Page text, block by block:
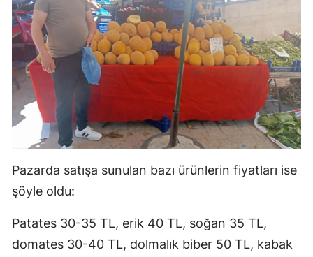
Pazarda satışa sunulan bazı ürünlerin fiyatları ise
şöyle oldu:
Patates 30-35 TL, erik 40 TL, soğan 35 TL,
domates 30-40 TL, dolmalık biber 50 TL, kabak